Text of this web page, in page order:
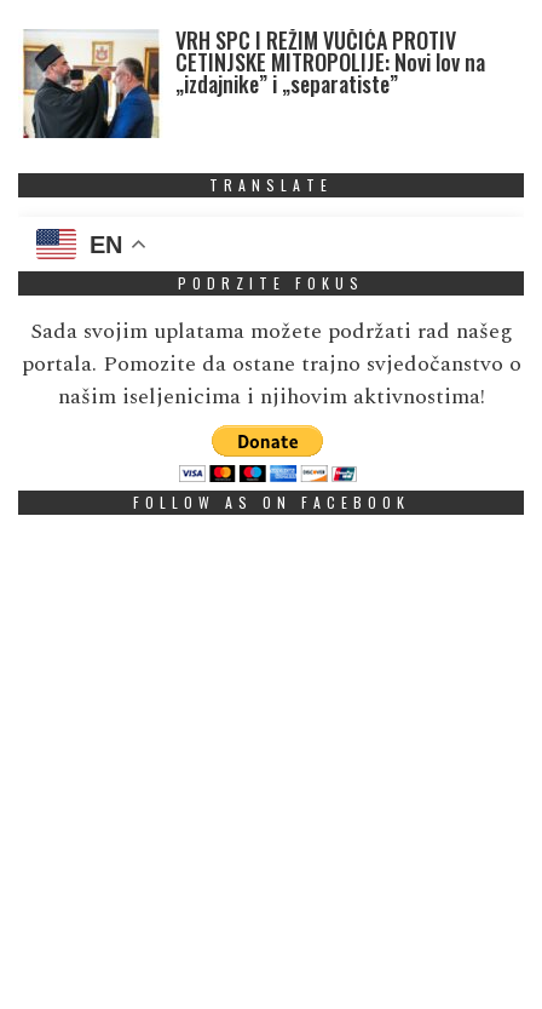
VRH SPC I REŽIM VUČIĆA PROTIV
CETINJSKE MITROPOLIJE: Novi lov na
„izdajnike” i „separatiste”
TRANSLATE
EN
PODRZITE FOKUS
Sada svojim uplatama možete podržati rad našeg
portala. Pomozite da ostane trajno svjedočanstvo o
našim iseljenicima i njihovim aktivnostima!
FOLLOW AS ON FACEBOOK